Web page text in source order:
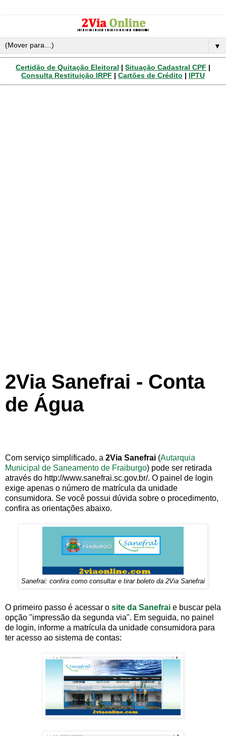
▼
Certidão de Quitação Eleitoral | Situação Cadastral CPF |
Consulta Restituição IRPF | Cartões de Crédito | IPTU
2Via Sanefrai - Conta
de Água
Com serviço simplificado, a 2Via Sanefrai (Autarquia
Municipal de Saneamento de Fraiburgo) pode ser retirada
através do http://www.sanefrai.sc.gov.br/. O painel de login
exige apenas o número de matrícula da unidade
consumidora. Se você possui dúvida sobre o procedimento,
confira as orientações abaixo.
Sanefrai: confira como consultar e tirar boleto da 2Via Sanefrai
O primeiro passo é acessar o site da Sanefrai e buscar pela
opção "impressão da segunda via". Em seguida, no painel
de login, informe a matrícula da unidade consumidora para
ter acesso ao sistema de contas: